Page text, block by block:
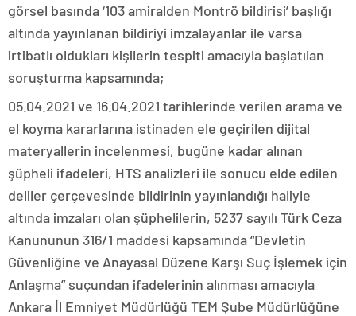
görsel basında ‘103 amiralden Montrö bildirisi’ başlığı
altında yayınlanan bildiriyi imzalayanlar ile varsa
irtibatlı oldukları kişilerin tespiti amacıyla başlatılan
soruşturma kapsamında;
05.04.2021 ve 16.04.2021 tarihlerinde verilen arama ve
el koyma kararlarına istinaden ele geçirilen dijital
materyallerin incelenmesi, bugüne kadar alınan
şüpheli ifadeleri, HTS analizleri ile sonucu elde edilen
deliler çerçevesinde bildirinin yayınlandığı haliyle
altında imzaları olan şüphelilerin, 5237 sayılı Türk Ceza
Kanununun 316/1 maddesi kapsamında “Devletin
Güvenliğine ve Anayasal Düzene Karşı Suç İşlemek için
Anlaşma” suçundan ifadelerinin alınması amacıyla
Ankara İl Emniyet Müdürlüğü TEM Şube Müdürlüğüne